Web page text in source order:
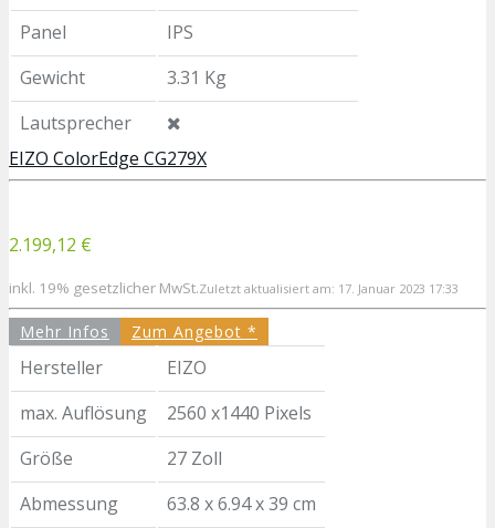
Panel
IPS
Gewicht
3.31 Kg
Lautsprecher
EIZO ColorEdge CG279X
2.199,12 €
inkl. 19% gesetzlicher MwSt.Zuletzt aktualisiert am: 17. Januar 2023 17:33
Mehr Infos Zum Angebot *
Hersteller
EIZO
max. Auflösung
2560 x1440 Pixels
Größe
27 Zoll
Abmessung
63.8 x 6.94 x 39 cm